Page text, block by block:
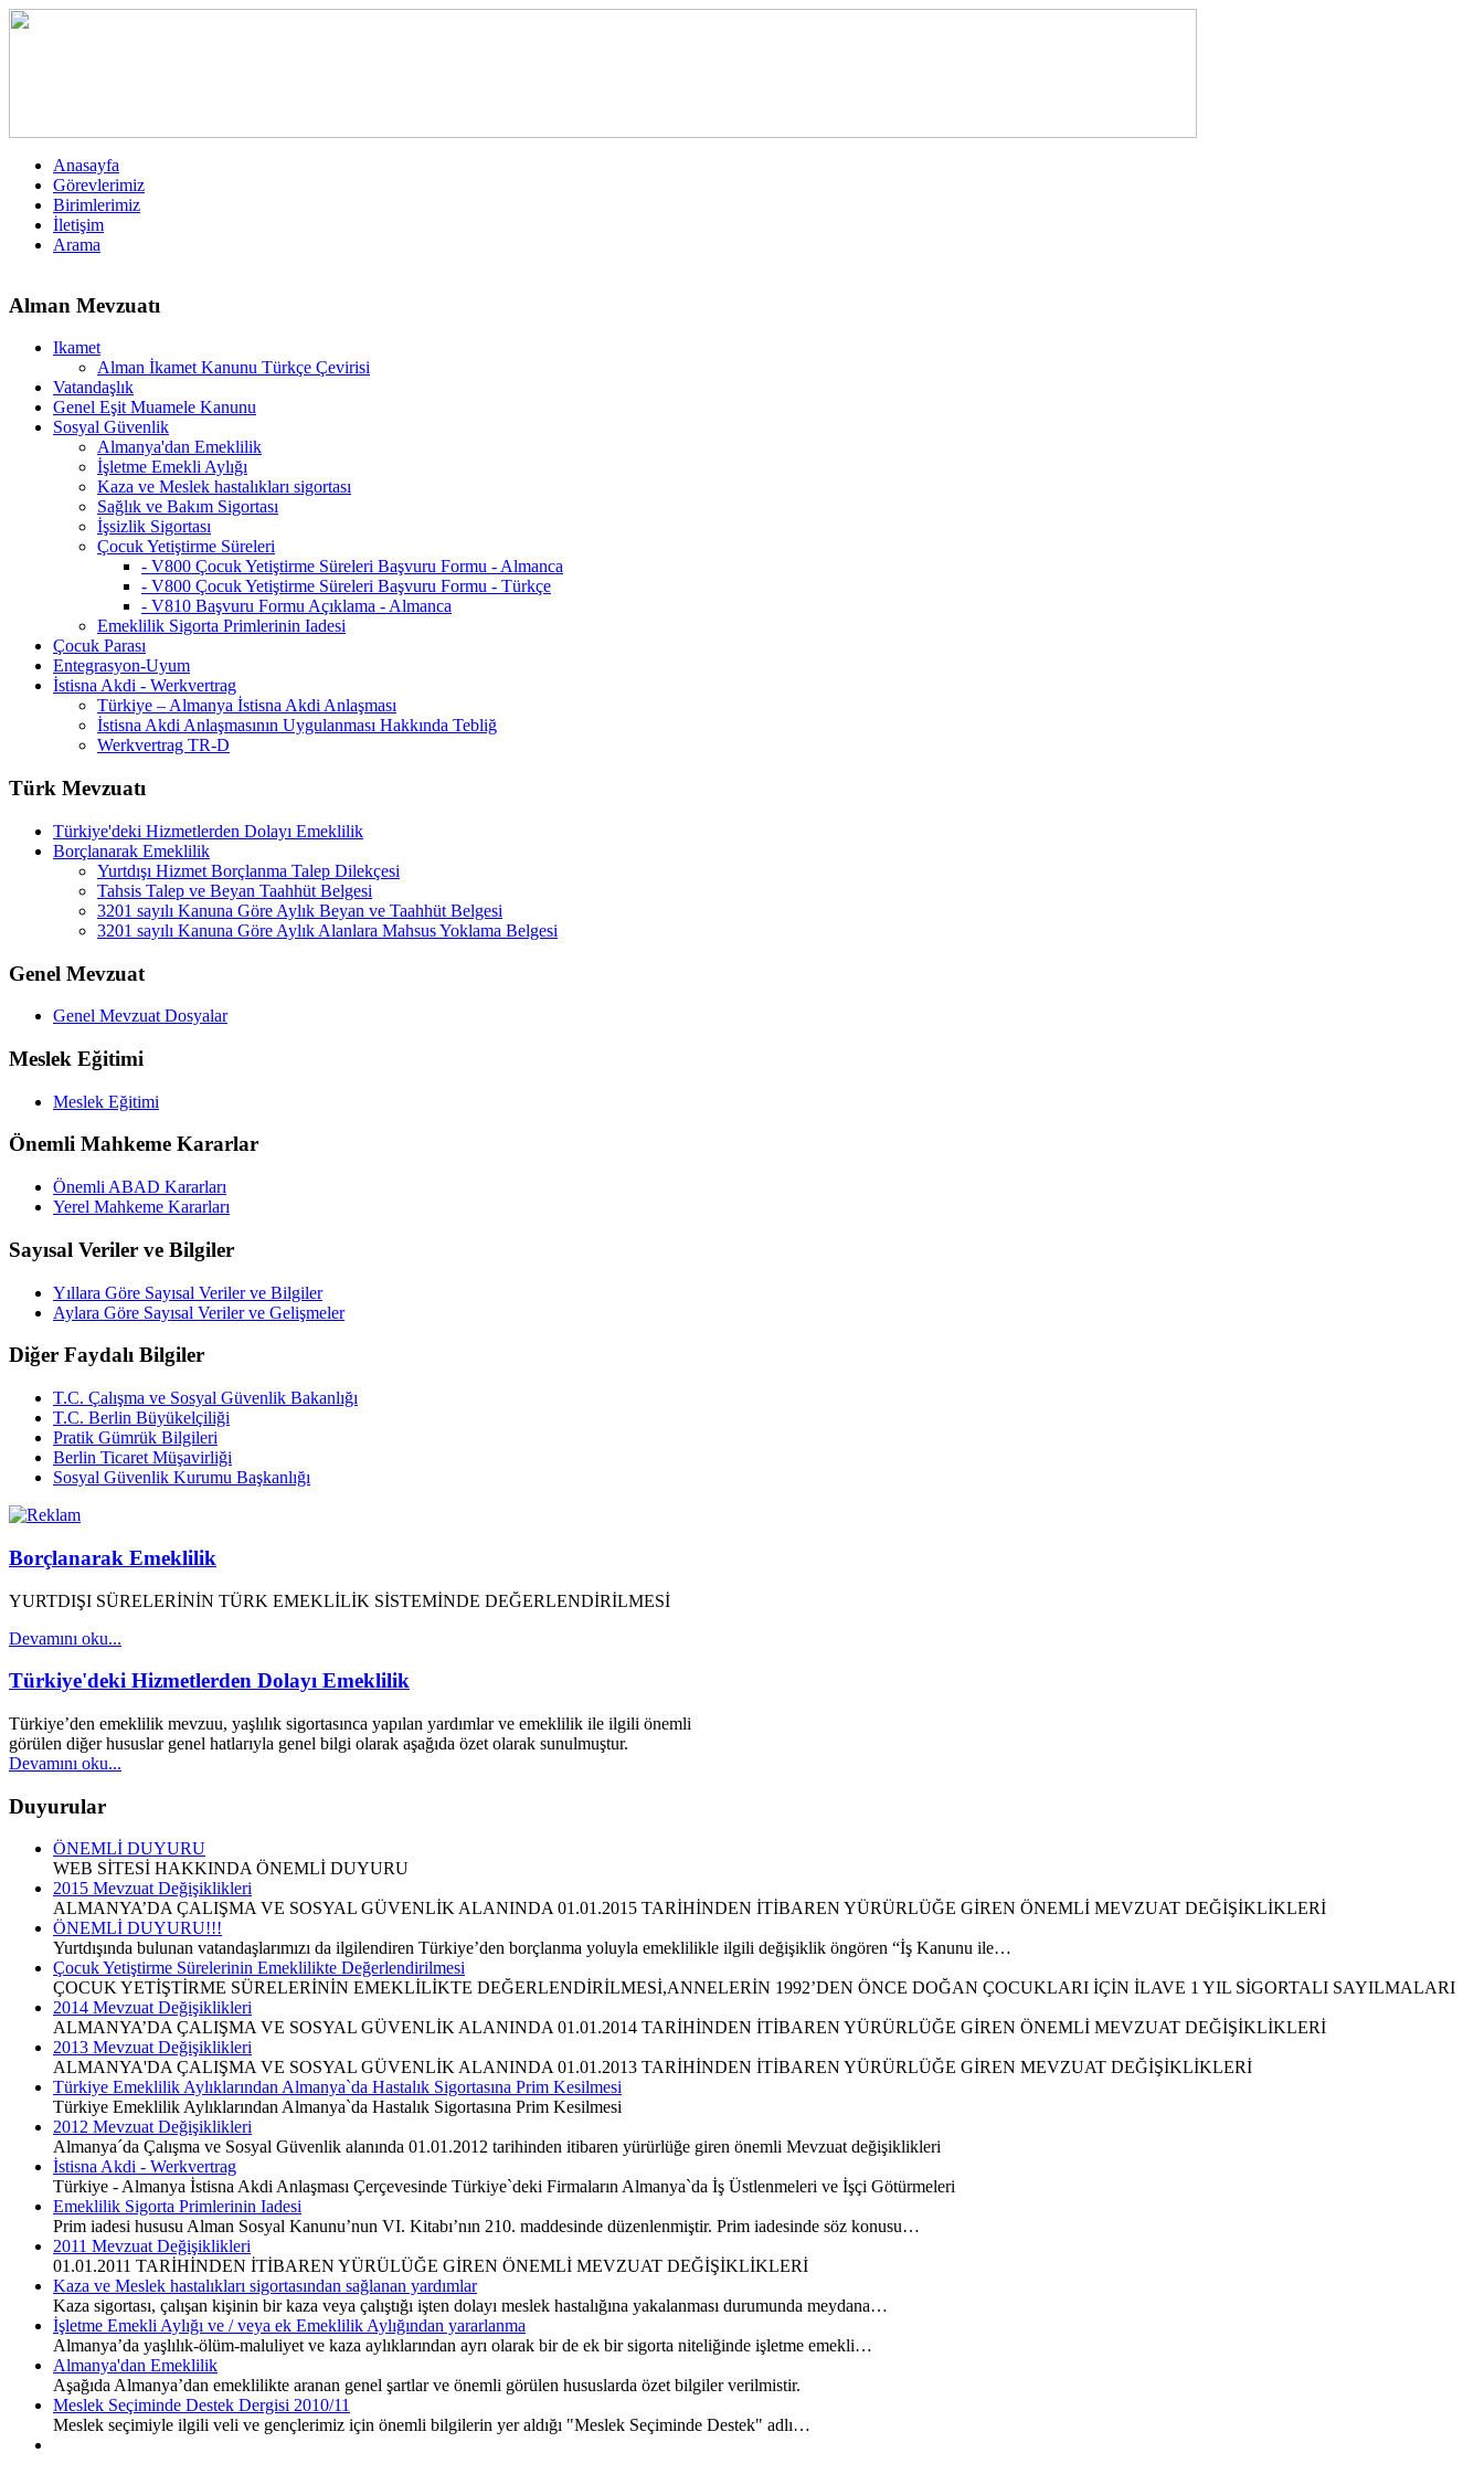
Anasayfa
Görevlerimiz
Birimlerimiz
İletişim
Arama
Alman Mevzuatı
Ikamet
Alman İkamet Kanunu Türkçe Çevirisi
Vatandaşlık
Genel Eşit Muamele Kanunu
Sosyal Güvenlik
Almanya'dan Emeklilik
İşletme Emekli Aylığı
Kaza ve Meslek hastalıkları sigortası
Sağlık ve Bakım Sigortası
İşsizlik Sigortası
Çocuk Yetiştirme Süreleri
- V800 Çocuk Yetiştirme Süreleri Başvuru Formu - Almanca
- V800 Çocuk Yetiştirme Süreleri Başvuru Formu - Türkçe
- V810 Başvuru Formu Açıklama - Almanca
Emeklilik Sigorta Primlerinin Iadesi
Çocuk Parası
Entegrasyon-Uyum
İstisna Akdi - Werkvertrag
Türkiye – Almanya İstisna Akdi Anlaşması
İstisna Akdi Anlaşmasının Uygulanması Hakkında Tebliğ
Werkvertrag TR-D
Türk Mevzuatı
Türkiye'deki Hizmetlerden Dolayı Emeklilik
Borçlanarak Emeklilik
Yurtdışı Hizmet Borçlanma Talep Dilekçesi
Tahsis Talep ve Beyan Taahhüt Belgesi
3201 sayılı Kanuna Göre Aylık Beyan ve Taahhüt Belgesi
3201 sayılı Kanuna Göre Aylık Alanlara Mahsus Yoklama Belgesi
Genel Mevzuat
Genel Mevzuat Dosyalar
Meslek Eğitimi
Meslek Eğitimi
Önemli Mahkeme Kararlar
Önemli ABAD Kararları
Yerel Mahkeme Kararları
Sayısal Veriler ve Bilgiler
Yıllara Göre Sayısal Veriler ve Bilgiler
Aylara Göre Sayısal Veriler ve Gelişmeler
Diğer Faydalı Bilgiler
T.C. Çalışma ve Sosyal Güvenlik Bakanlığı
T.C. Berlin Büyükelçiliği
Pratik Gümrük Bilgileri
Berlin Ticaret Müşavirliği
Sosyal Güvenlik Kurumu Başkanlığı
Borçlanarak Emeklilik
YURTDIŞI SÜRELERİNİN TÜRK EMEKLİLİK SİSTEMİNDE DEĞERLENDİRİLMESİ
Devamını oku...
Türkiye'deki Hizmetlerden Dolayı Emeklilik
Türkiye’den emeklilik mevzuu, yaşlılık sigortasınca yapılan yardımlar ve emeklilik ile ilgili önemli
görülen diğer hususlar genel hatlarıyla genel bilgi olarak aşağıda özet olarak sunulmuştur.
Devamını oku...
Duyurular
ÖNEMLİ DUYURU
WEB SİTESİ HAKKINDA ÖNEMLİ DUYURU
2015 Mevzuat Değişiklikleri
ALMANYA’DA ÇALIŞMA VE SOSYAL GÜVENLİK ALANINDA 01.01.2015 TARİHİNDEN İTİBAREN YÜRÜRLÜĞE GİREN ÖNEMLİ MEVZUAT DEĞİŞİKLİKLERİ
ÖNEMLİ DUYURU!!!
Yurtdışında bulunan vatandaşlarımızı da ilgilendiren Türkiye’den borçlanma yoluyla emeklilikle ilgili değişiklik öngören “İş Kanunu ile…
Çocuk Yetiştirme Sürelerinin Emeklilikte Değerlendirilmesi
ÇOCUK YETİŞTİRME SÜRELERİNİN EMEKLİLİKTE DEĞERLENDİRİLMESİ,ANNELERİN 1992’DEN ÖNCE DOĞAN ÇOCUKLARI İÇİN İLAVE 1 YIL SİGORTALI SAYILMALARI
2014 Mevzuat Değişiklikleri
ALMANYA’DA ÇALIŞMA VE SOSYAL GÜVENLİK ALANINDA 01.01.2014 TARİHİNDEN İTİBAREN YÜRÜRLÜĞE GİREN ÖNEMLİ MEVZUAT DEĞİŞİKLİKLERİ
2013 Mevzuat Değişiklikleri
ALMANYA'DA ÇALIŞMA VE SOSYAL GÜVENLİK ALANINDA 01.01.2013 TARİHİNDEN İTİBAREN YÜRÜRLÜĞE GİREN MEVZUAT DEĞİŞİKLİKLERİ
Türkiye Emeklilik Aylıklarından Almanya`da Hastalık Sigortasına Prim Kesilmesi
Türkiye Emeklilik Aylıklarından Almanya`da Hastalık Sigortasına Prim Kesilmesi
2012 Mevzuat Değişiklikleri
Almanya´da Çalışma ve Sosyal Güvenlik alanında 01.01.2012 tarihinden itibaren yürürlüğe giren önemli Mevzuat değişiklikleri
İstisna Akdi - Werkvertrag
Türkiye - Almanya İstisna Akdi Anlaşması Çerçevesinde Türkiye`deki Firmaların Almanya`da İş Üstlenmeleri ve İşçi Götürmeleri
Emeklilik Sigorta Primlerinin Iadesi
Prim iadesi hususu Alman Sosyal Kanunu’nun VI. Kitabı’nın 210. maddesinde düzenlenmiştir. Prim iadesinde söz konusu…
2011 Mevzuat Değişiklikleri
01.01.2011 TARİHİNDEN İTİBAREN YÜRÜLÜĞE GİREN ÖNEMLİ MEVZUAT DEĞİŞİKLİKLERİ
Kaza ve Meslek hastalıkları sigortasından sağlanan yardımlar
Kaza sigortası, çalışan kişinin bir kaza veya çalıştığı işten dolayı meslek hastalığına yakalanması durumunda meydana…
İşletme Emekli Aylığı ve / veya ek Emeklilik Aylığından yararlanma
Almanya’da yaşlılık-ölüm-maluliyet ve kaza aylıklarından ayrı olarak bir de ek bir sigorta niteliğinde işletme emekli…
Almanya'dan Emeklilik
Aşağıda Almanya’dan emeklilikte aranan genel şartlar ve önemli görülen hususlarda özet bilgiler verilmistir.
Meslek Seçiminde Destek Dergisi 2010/11
Meslek seçimiyle ilgili veli ve gençlerimiz için önemli bilgilerin yer aldığı "Meslek Seçiminde Destek" adlı…